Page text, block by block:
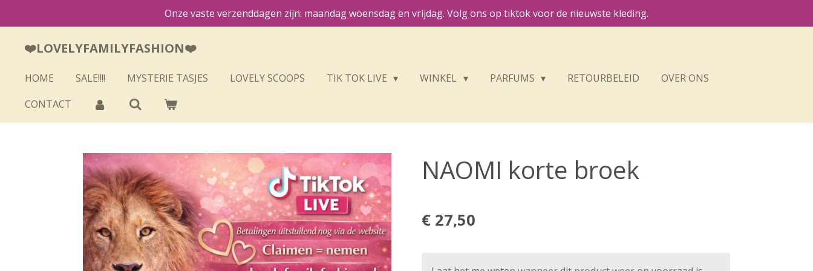
naar
hoofdinhoud
Onze vaste verzenddagen zijn: maandag woensdag en vrijdag. Volg ons op tiktok voor de nieuwste kleding.
❤️LOVELYFAMILYFASHION❤️
HOME SALE!!!! MYSTERIE TASJES LOVELY SCOOPS TIK TOK LIVE WINKEL PARFUMS RETOURBELEID
OVER ONS
CONTACT
NAOMI korte broek
€ 27,50